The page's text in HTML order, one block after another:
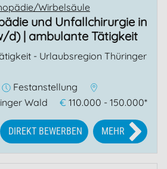
Wirbelsäule
und Unfallchirurgie in
d) | ambulante Tätigkeit
- Urlaubsregion Thüringer
Festanstellung
Wald
€ 110.000 - 150.000*
MEHR
DIREKT BEWERBEN